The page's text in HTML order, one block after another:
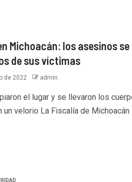
Michoacán: los asesinos
de sus víctimas
de 2022 admin
el lugar y se llevaron los
velorio La Fiscalía de Michoacán